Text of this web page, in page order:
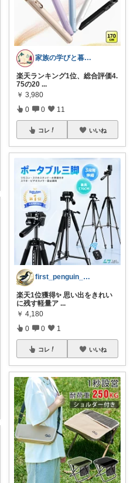
家族の学びと暮らし｜買ってよかった
楽天ランキング1位、総合評価4.
75の20 ...
￥ 3,980
0 0 11
コレ いいね
first_penguin_BASE
楽天1位獲得✨ 思い出をきれい
に残す軽量ア ...
￥ 4,180
0 0 1
コレ いいね